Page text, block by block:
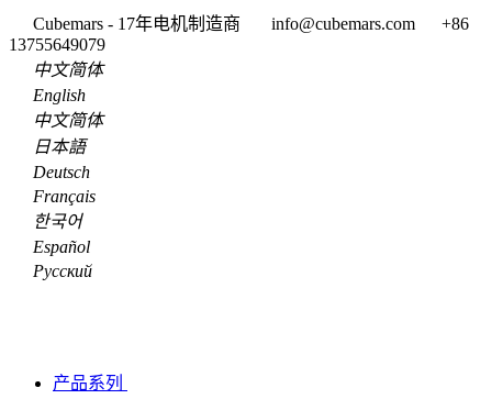
Cubemars - 17年电机制造商 info@cubemars.com
+86
13755649079
中文简体
English
中文简体
日本語
Deutsch
Français
한국어
Español
Pусский
产品系列